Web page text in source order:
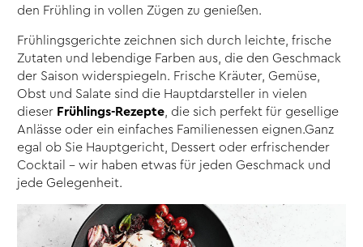
den Frühling in vollen Zügen zu genießen.
Frühlingsgerichte zeichnen sich durch leichte, frische
Zutaten und lebendige Farben aus, die den Geschmack
der Saison widerspiegeln. Frische Kräuter, Gemüse,
Obst und Salate sind die Hauptdarsteller in vielen
dieser Frühlings-Rezepte , die sich perfekt für gesellige
Anlässe oder ein einfaches Familienessen eignen.Ganz
egal ob Sie Hauptgericht, Dessert oder erfrischender
Cocktail – wir haben etwas für jeden Geschmack und
jede Gelegenheit.